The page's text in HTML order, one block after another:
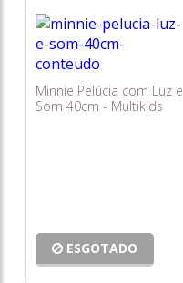
Minnie Pelúcia com Luz e
Som 40cm - Multikids
ESGOTADO